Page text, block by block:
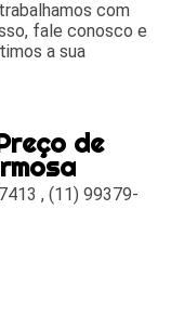
com
fale conosco e
a sua
de
,(11) 99379-